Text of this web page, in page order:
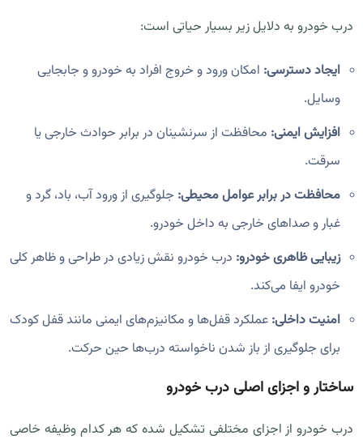
درب خودرو به دلایل زیر بسیار حیاتی است:
ایجاد دسترسی: امکان ورود و خروج افراد به خودرو و جابجایی
وسایل.
افزایش ایمنی: محافظت از سرنشینان در برابر حوادث خارجی یا
سرقت.
محافظت در برابر عوامل محیطی: جلوگیری از ورود آب، باد، گرد و
غبار و صداهای خارجی به داخل خودرو.
زیبایی ظاهری خودرو: درب خودرو نقش زیادی در طراحی و ظاهر کلی
خودرو ایفا می‌کند.
امنیت داخلی: عملکرد قفل‌ها و مکانیزم‌های ایمنی مانند قفل کودک
برای جلوگیری از باز شدن ناخواسته درب‌ها حین حرکت.
ساختار و اجزای اصلی درب خودرو
درب خودرو از اجزای مختلفی تشکیل شده که هر کدام وظیفه خاصی